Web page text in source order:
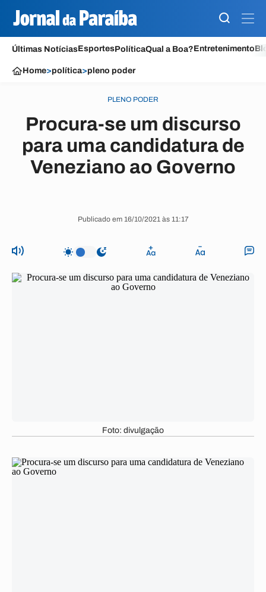
Últimas NotíciasEsportesPolíticaQual a Boa?Entretenimento
Home>política>pleno poder
PLENO PODER
Procura-se um discurso
para uma candidatura de
Veneziano ao Governo
Publicado em 16/10/2021 às 11:17
Foto: divulgação